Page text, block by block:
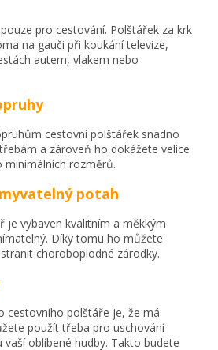
pro cestování. Polštářek za krk
na gauči při koukání televize,
autem, vlakem nebo
cestovní polštářek snadno
a zároveň ho dokážete velice
minimálních rozměrů.
potah
je vybaven kvalitním a měkkým
Díky tomu ho můžete
choroboplodné zárodky.
cestovního polštáře je, že má
použít třeba pro uschování
oblíbené hudby. Takto budete